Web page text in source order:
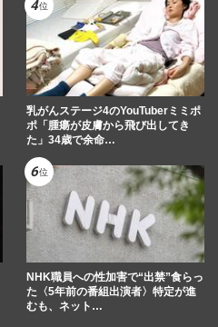
乳がんステージ4のYouTuberミミポ
ポ「腫瘍が皮膚から飛び出してき
た」34歳で余命…
NHK職員への性加害で“出禁”食らっ
た〈5年前の番組出演者〉特定が進
むも、ネット…